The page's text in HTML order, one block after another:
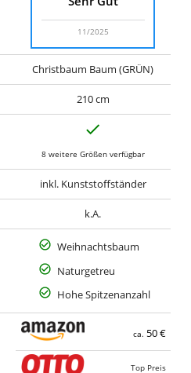
11/2025
Christbaum Baum (GRÜN)
210 cm
8 weitere Größen verfügbar
inkl. Kunststoffständer
k.A.
Weihnachtsbaum
Naturgetreu
Hohe Spitzenanzahl
ca. 50 €
Top Preis